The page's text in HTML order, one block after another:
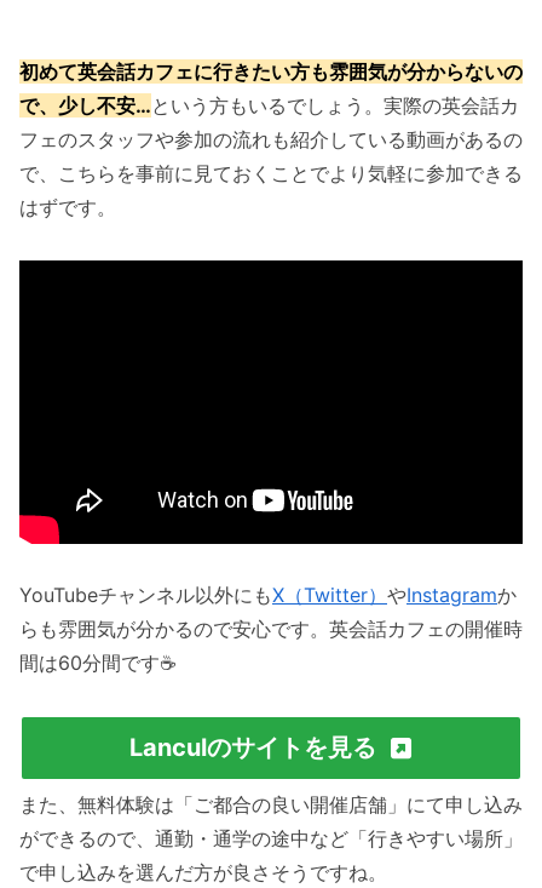
初めて英会話カフェに行きたい方も雰囲気が分からないの
で、少し不安…という方もいるでしょう。実際の英会話カ
フェのスタッフや参加の流れも紹介している動画があるの
で、こちらを事前に見ておくことでより気軽に参加できる
はずです。
YouTubeチャンネル以外にもX（Twitter） やInstagramか
らも雰囲気が分かるので安心です。英会話カフェの開催時
間は60分間です☕️
Lanculのサイトを見る
また、無料体験は「ご都合の良い開催店舗」にて申し込み
ができるので、通勤・通学の途中など「行きやすい場所」
で申し込みを選んだ方が良さそうですね。